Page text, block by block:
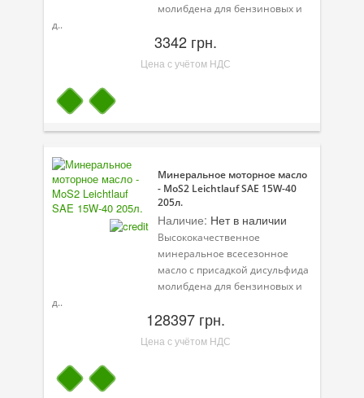
молибдена для бензиновых и
д..
3342 грн.
Цена с учётом НДС
Минеральное моторное масло
- MoS2 Leichtlauf SAE 15W-40
205л.
Наличие: Нет в наличии
Высококачественное
минеральное всесезонное
масло с присадкой дисульфида
молибдена для бензиновых и
д..
128397 грн.
Цена с учётом НДС